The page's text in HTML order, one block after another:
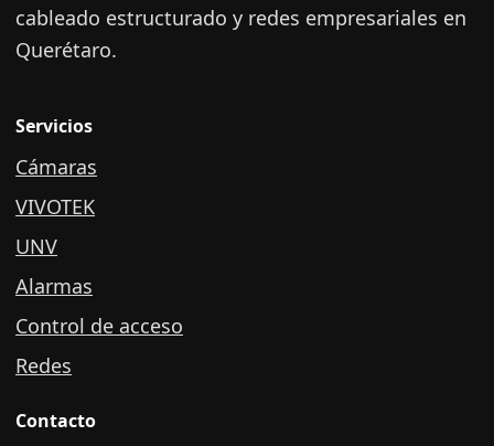
cableado estructurado y redes empresariales en
Querétaro.
Servicios
Cámaras
VIVOTEK
UNV
Alarmas
Control de acceso
Redes
Contacto